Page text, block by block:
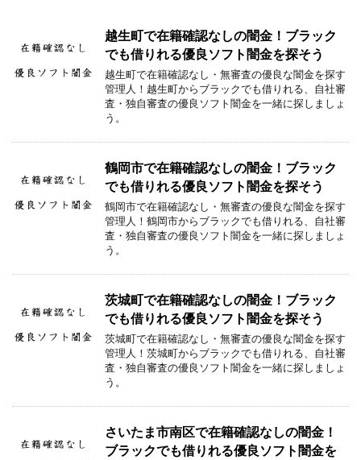
越生町で在籍確認なしの闇金！ブラック
でも借りれる優良ソフト闇金を探そう
越生町で在籍確認なし・無審査の優良な闇金を探す
管理人！越生町からブラックでも借りれる、自社審
査・独自審査の優良ソフト闇金を一緒に探しましょ
う。
鶴岡市で在籍確認なしの闇金！ブラック
でも借りれる優良ソフト闇金を探そう
鶴岡市で在籍確認なし・無審査の優良な闇金を探す
管理人！鶴岡市からブラックでも借りれる、自社審
査・独自審査の優良ソフト闇金を一緒に探しましょ
う。
茨城町で在籍確認なしの闇金！ブラック
でも借りれる優良ソフト闇金を探そう
茨城町で在籍確認なし・無審査の優良な闇金を探す
管理人！茨城町からブラックでも借りれる、自社審
査・独自審査の優良ソフト闇金を一緒に探しましょ
う。
さいたま市南区で在籍確認なしの闇金！
ブラックでも借りれる優良ソフト闇金を